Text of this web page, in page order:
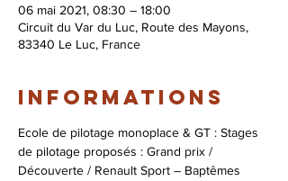
06 mai 2021, 08:30 – 18:00
Circuit du Var du Luc, Route des Mayons,
83340 Le Luc, France
Informations
Ecole de pilotage monoplace & GT : Stages
de pilotage proposés : Grand prix /
Découverte / Renault Sport – Baptêmes